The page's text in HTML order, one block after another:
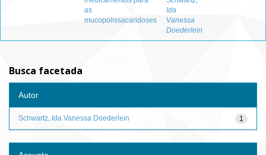
as
mucopolissacaridoses
Ida
Vanessa
Doederlein
Busca facetada
Autor
1
Schwartz, Ida Vanessa Doederlein